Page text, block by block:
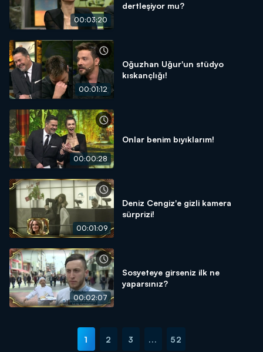
00:03:20
dertleşiyor mu?
00:01:12
Oğuzhan Uğur'un stüdyo
kıskançlığı!
00:00:28
Onlar benim bıyıklarım!
00:01:09
Deniz Cengiz'e gizli kamera
sürprizi!
00:02:07
Sosyeteye girseniz ilk ne
yaparsınız?
1 2 3 ... 52